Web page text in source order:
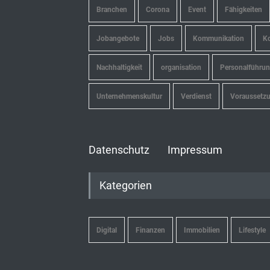
Branchen Corona Event Fähigkeiten
Jobangebote Jobs Kommunikation
Nachhaltigkeit organisation
Unternehmenskultur Verdienst
Datenschutz Impressum
Kategorien
Digital Finanzen Immobilien Lifestyle